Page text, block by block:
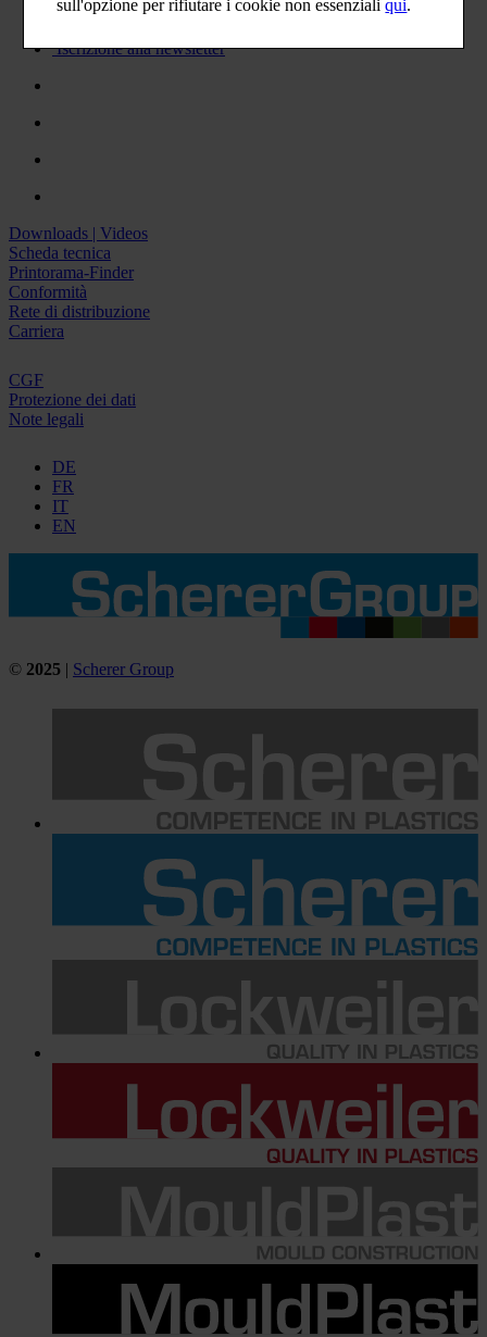
sull'opzione per rifiutare i cookie non essenzialiqui.
Iscrizione alla newsletter
Downloads | Videos
Scheda tecnica
Printorama-Finder
Conformità
Rete di distribuzione
Carriera
CGF
Protezione dei dati
Note legali
DE
FR
IT
EN
© 2025 | Scherer Group